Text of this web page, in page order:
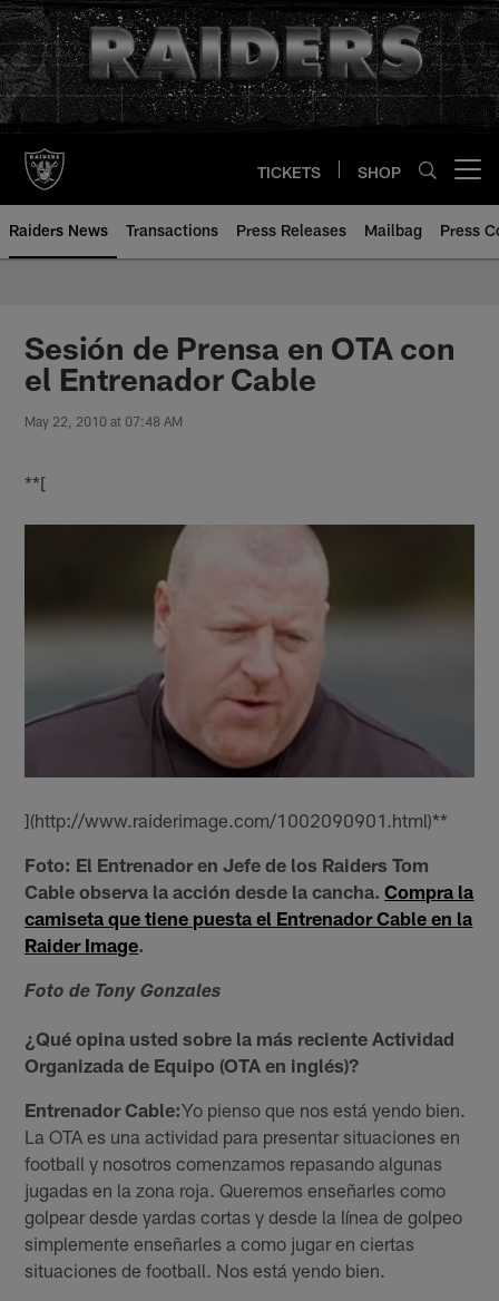
Skip
to
main
content
TICKETS SHOP
Raiders News Transactions Press Releases Mailbag Press
Sesión de Prensa en OTA con
el Entrenador Cable
May 22, 2010 at 07:48 AM
**[
](http://www.raiderimage.com/1002090901.html)**
Foto: El Entrenador en Jefe de los Raiders Tom
Cable observa la acción desde la cancha.Compra la
camiseta que tiene puesta el Entrenador Cable en la
Raider Image.
Foto de Tony Gonzales
¿Qué opina usted sobre la más reciente Actividad
Organizada de Equipo (OTA en inglés)?
Entrenador Cable:Yo pienso que nos está yendo bien.
La OTA es una actividad para presentar situaciones en
football y nosotros comenzamos repasando algunas
jugadas en la zona roja. Queremos enseñarles como
golpear desde yardas cortas y desde la línea de golpeo
simplemente enseñarles a como jugar en ciertas
situaciones de football. Nos está yendo bien.